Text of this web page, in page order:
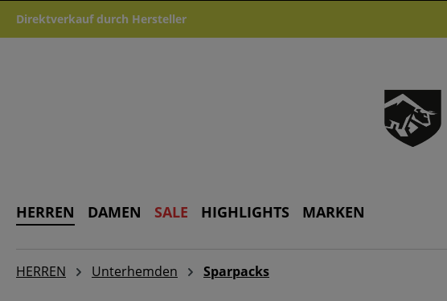
Hauptinhalt springen
Zur Suche springen
Zur Hauptnavigation springen
Direktverkauf durch Hersteller
HERREN DAMEN SALE HIGHLIGHTS MARKEN
HERREN Unterhemden Sparpacks